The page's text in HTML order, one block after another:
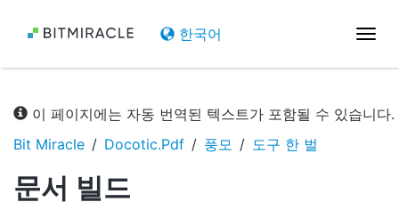
한국어
탐
이 페이지에는 자동 번역된 텍스트가 포함될 수 있습니다.
Bit Miracle
Docotic.Pdf 풍모 도구 한 벌
문서 빌드